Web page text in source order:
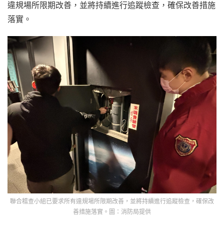
違規場所限期改善，並將持續進行追蹤檢查，確保改善措施
落實。
聯合稽查小組已要求所有違規場所限期改善，並將持續進行追蹤檢查，確保改
善措施落實。圖：消防局提供